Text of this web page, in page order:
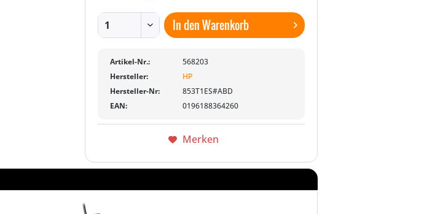
In denWarenkorb
Artikel-Nr.:
568203
Hersteller:
HP
Hersteller-Nr:
853T1ES#ABD
EAN:
0196188364260
Merken